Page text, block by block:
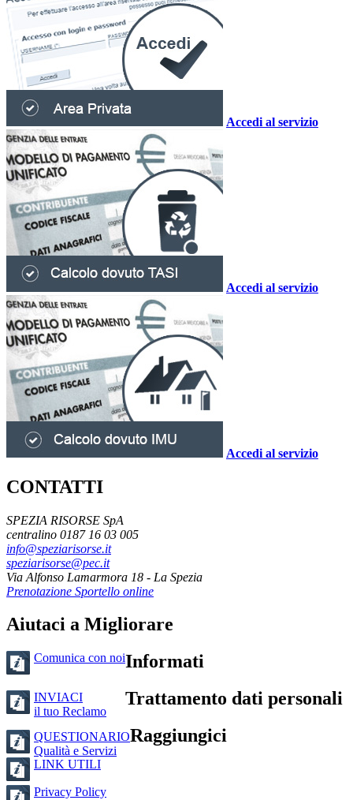
Accedi al servizio
Accedi al servizio
Accedi al servizio
CONTATTI
SPEZIA RISORSE SpA
centralino 0187 16 03 005
info@speziarisorse.it
speziarisorse@pec.it
Via Alfonso Lamarmora 18 - La Spezia
Prenotazione Sportello online
Aiutaci a Migliorare
Comunica con noi
INVIACI
il tuo Reclamo
QUESTIONARIO
Qualità e Servizi
Informati
LINK UTILI
Trattamento dati personali
Privacy Policy
Raggiungici